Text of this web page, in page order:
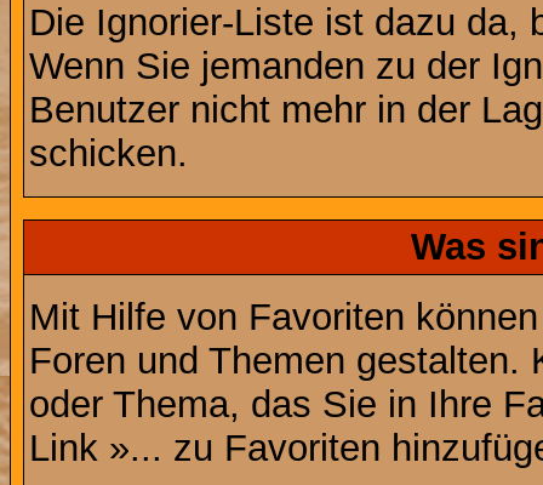
Die Ignorier-Liste ist dazu da,
Wenn Sie jemanden zu der
Benutzer nicht mehr in der
schicken.
Was
Mit Hilfe von Favoriten
Foren und Themen
oder Thema, das Sie in Ihre
Link »... zu Favoriten